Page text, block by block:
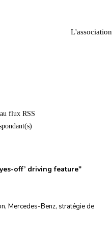
L'association
flux RSS
off’ driving feature"
, Mercedes-Benz, stratégie de